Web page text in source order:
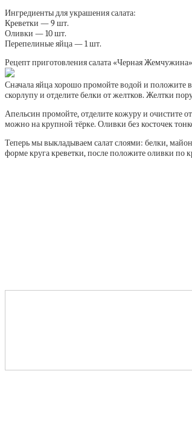
Ингредиенты для украшения салата:
Креветки — 9 шт.
Оливки — 10 шт.
Перепелиные яйца — 1 шт.
Рецепт приготовления салата «Черная
Сначала яйца хорошо промойте водой и положите
скорлупу и отделите белки от желтков. Желтки
Апельсин промойте, отделите кожуру и очистите
можно на крупной тёрке. Оливки без косточек
Теперь мы выкладываем салат слоями: белки,
форме круга креветки, после положите оливки по